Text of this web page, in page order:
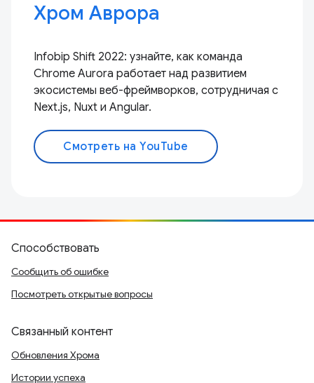
Хром Аврора
Infobip Shift 2022: узнайте, как команда
Chrome Aurora работает над развитием
экосистемы веб-фреймворков, сотрудничая с
Next.js, Nuxt и Angular.
Смотреть на YouTube
Способствовать
Сообщить об ошибке
Посмотреть открытые вопросы
Связанный контент
Обновления Хрома
Истории успеха